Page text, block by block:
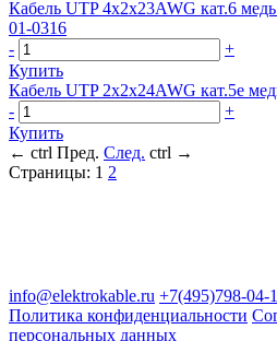
Кабель UTP 4х2х23AWG кат.6
01-0316
-
+
Купить
Кабель UTP 2х2х24AWG кат.5е
-
+
Купить
← ctrl Пред. След. ctrl →
Страницы: 1 2
info@elektrokable.ru +7(495)798-04-
Политика конфиденциальности
персональных данных